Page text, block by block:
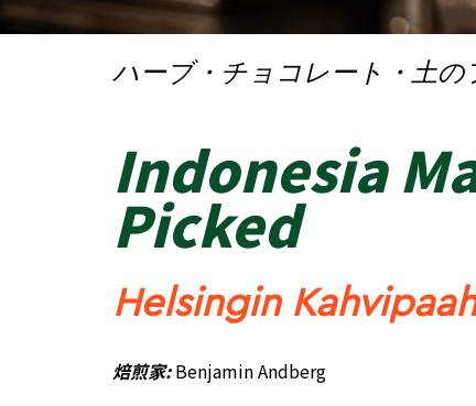
ハーブ・チョコレート・土の
Indonesia
Picked
Helsingin
焙煎家:Benjamin Andberg